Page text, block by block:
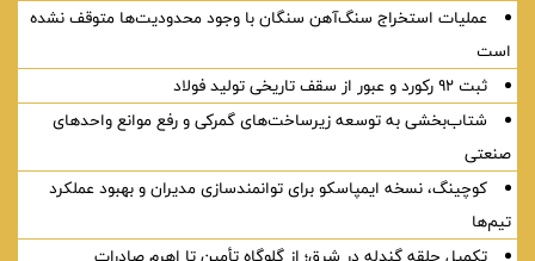
عملیات استخراج سنگ‌آهن سنگان با وجود محدودیت‌ها متوقف نشده
است
ثبت ۹۲ رکورد و عبور از سقف تاریخی تولید فولاد
شتاب‌بخشی به توسعه زیرساخت‌های گمركی و رفع موانع واحدهای
صنعتی
کوچینگ، نسخه ایمپاسکو برای توانمندسازی مدیران و بهبود عملکرد
تیم‌ها